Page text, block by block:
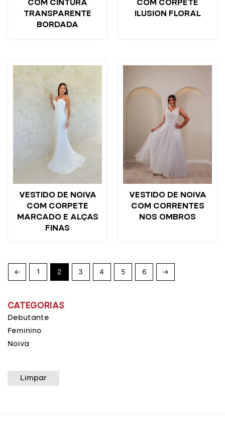
CATEGORIAS
Debutante
Feminino
Noiva
Limpar
COM CINTURA
TRANSPARENTE
BORDADA
COM CORPETE
ILUSION FLORAL
VESTIDO DE NOIVA
COM CORPETE
MARCADO E ALÇAS
FINAS
VESTIDO DE NOIVA
COM CORRENTES
NOS OMBROS
← 1 2 3 4 5 6 →